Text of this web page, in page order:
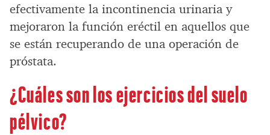
efectivamente la incontinencia urinaria y
mejoraron la función eréctil en aquellos que
se están recuperando de una operación de
próstata.
¿Cuáles son los ejercicios del suelo
pélvico?